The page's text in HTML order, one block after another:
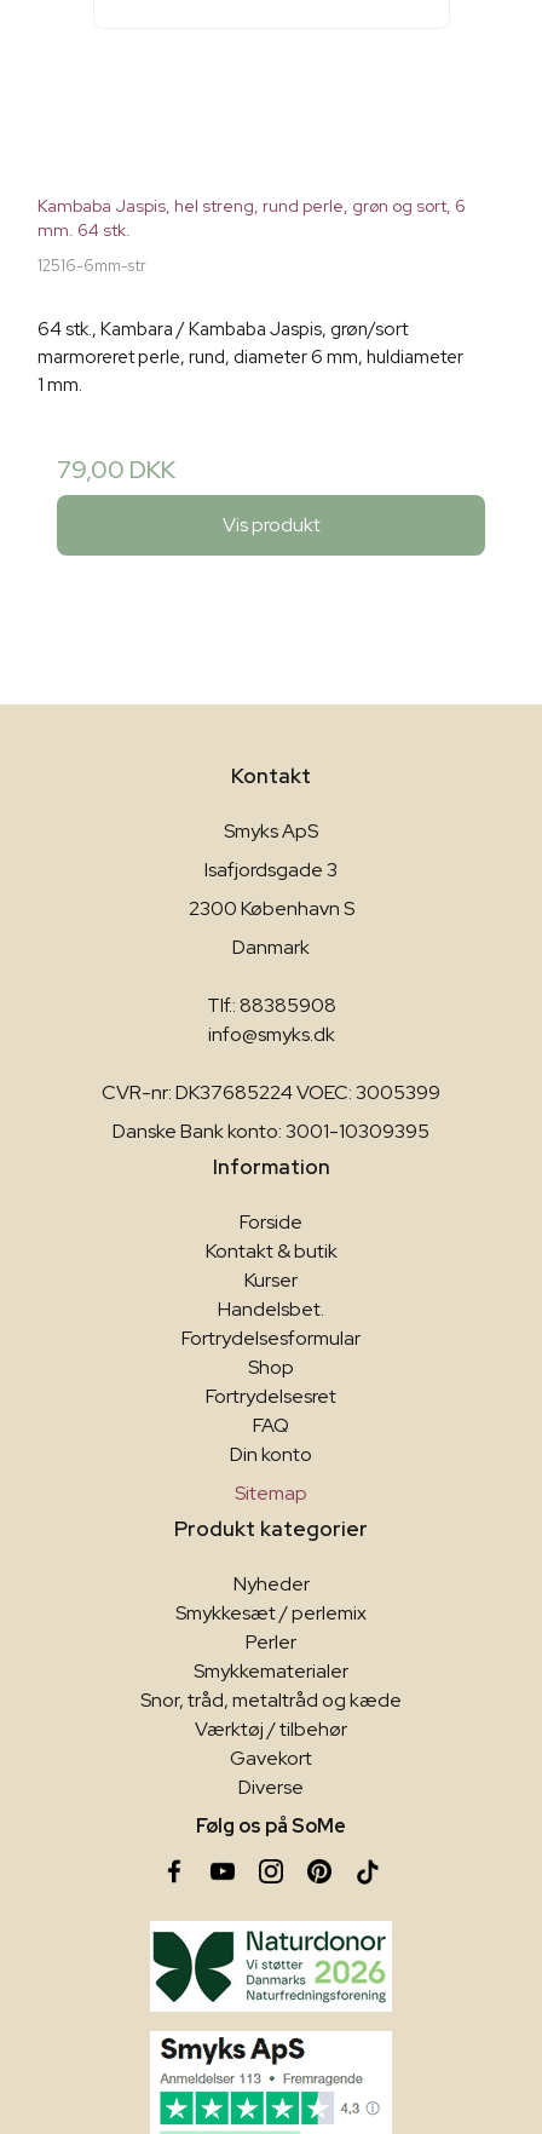
Kambaba Jaspis, hel streng, rund perle, grøn og sort, 6
mm. 64 stk.
12516-6mm-str
64 stk., Kambara / Kambaba Jaspis, grøn/sort
marmoreret perle, rund, diameter 6 mm, huldiameter
1 mm.
79,00 DKK
Vis produkt
Kontakt
Smyks ApS
Isafjordsgade 3
2300 København S
Danmark
Tlf.: 88385908
info@smyks.dk
CVR-nr: DK37685224 VOEC: 3005399
Danske Bank konto: 3001-10309395
Information
Forside
Kontakt & butik
Kurser
Handelsbet.
Fortrydelsesformular
Shop
Fortrydelsesret
FAQ
Din konto
Sitemap
Produkt kategorier
Nyheder
Smykkesæt / perlemix
Perler
Smykkematerialer
Snor, tråd, metaltråd og kæde
Værktøj / tilbehør
Gavekort
Diverse
Følg os på SoMe